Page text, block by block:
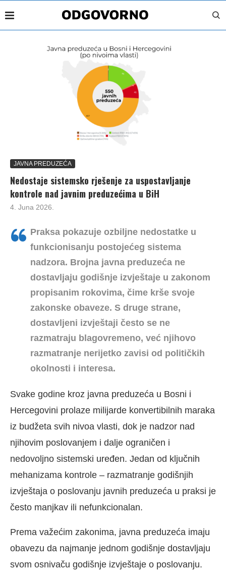
JAVNA PREDUZEĆA
Nedostaje sistemsko rješenje za uspostavljanje
kontrole nad javnim preduzećima u BiH
4. Juna 2026.
Praksa pokazuje ozbiljne nedostatke u
funkcionisanju postojećeg sistema
nadzora. Brojna javna preduzeća ne
dostavljaju godišnje izvještaje u zakonom
propisanim rokovima, čime krše svoje
zakonske obaveze. S druge strane,
dostavljeni izvještaji često se ne
razmatraju blagovremeno, već njihovo
razmatranje nerijetko zavisi od političkih
okolnosti i interesa.
Svake godine kroz javna preduzeća u Bosni i
Hercegovini prolaze milijarde konvertibilnih maraka
iz budžeta svih nivoa vlasti, dok je nadzor nad
njihovim poslovanjem i dalje ograničen i
nedovoljno sistemski uređen. Jedan od ključnih
mehanizama kontrole – razmatranje godišnjih
izvještaja o poslovanju javnih preduzeća u praksi je
često manjkav ili nefunkcionalan.
Prema važećim zakonima, javna preduzeća imaju
obavezu da najmanje jednom godišnje dostavljaju
svom osnivaču godišnje izvještaje o poslovanju.